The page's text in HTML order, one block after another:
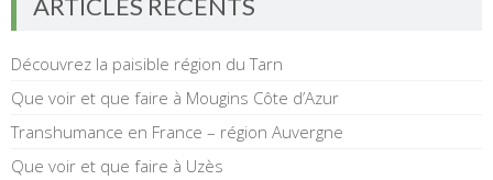
Découvrez la paisible région du Tarn
Que voir et que faire à Mougins Côte d’Azur
Transhumance en France – région Auvergne
Que voir et que faire à Uzès